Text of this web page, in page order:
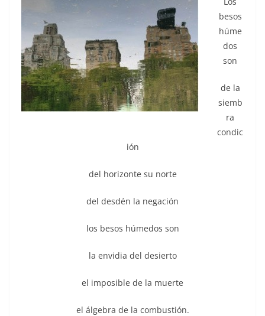
besos
húme
dos
son
de la
siemb
ra
condic
ión
del horizonte su norte
del desdén la negación
los besos húmedos son
la envidia del desierto
el imposible de la muerte
el álgebra de la combustión.